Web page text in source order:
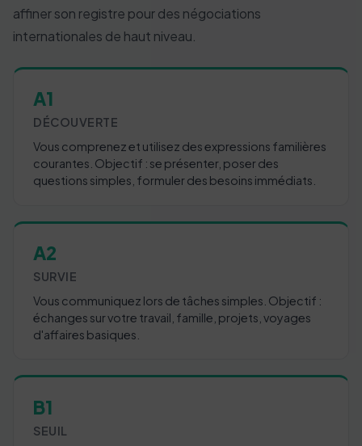
affiner son registre pour des négociations
internationales de haut niveau.
A1
DÉCOUVERTE
Vous comprenez et utilisez des expressions familières
courantes. Objectif : se présenter, poser des
questions simples, formuler des besoins immédiats.
A2
SURVIE
Vous communiquez lors de tâches simples. Objectif :
échanges sur votre travail, famille, projets, voyages
d'affaires basiques.
B1
SEUIL